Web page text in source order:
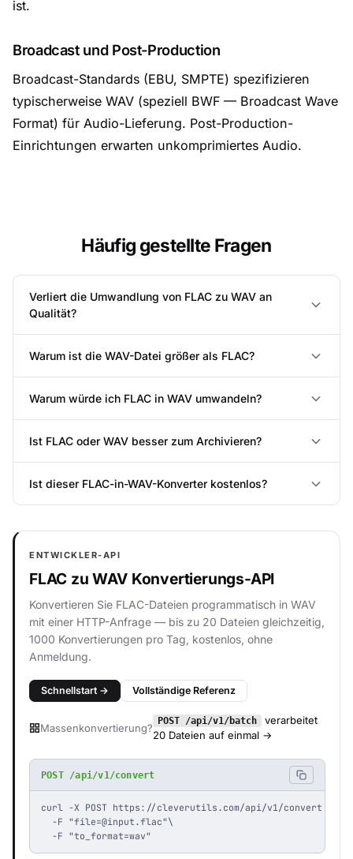
ist.
Broadcast und Post-Production
Broadcast-Standards (EBU, SMPTE) spezifizieren
typischerweise WAV (speziell BWF — Broadcast Wave
Format) für Audio-Lieferung. Post-Production-
Einrichtungen erwarten unkomprimiertes Audio.
Häufig gestellte Fragen
Verliert die Umwandlung von FLAC zu WAV an
Qualität?
Warum ist die WAV-Datei größer als FLAC?
Warum würde ich FLAC in WAV umwandeln?
Ist FLAC oder WAV besser zum Archivieren?
Ist dieser FLAC-in-WAV-Konverter kostenlos?
ENTWICKLER-API
FLAC zu WAV Konvertierungs-API
Konvertieren Sie FLAC-Dateien programmatisch in WAV
mit einer HTTP-Anfrage — bis zu 20 Dateien gleichzeitig,
1000 Konvertierungen pro Tag, kostenlos, ohne
Anmeldung.
Schnellstart → Vollständige Referenz
Massenkonvertierung?
POST /api/v1/batch
verarbeitet
20 Dateien auf einmal →
POST /api/v1/convert
curl -X POST https://cleverutils.com/api/v1/convert \
  -F "
file=@input.flac"\
  -F "to_format=wav"